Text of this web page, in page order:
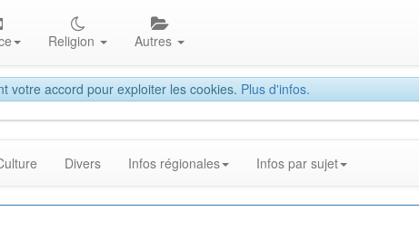
votre accord pour exploiter les cookies. Plus d'infos.
Religion Autres
Divers Infos régionales Infos par sujet